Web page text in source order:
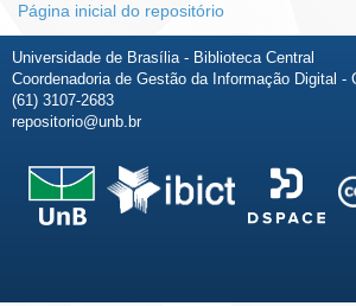
Página inicial do repositório
Universidade de Brasília - Biblioteca Central
Coordenadoria de Gestão da Informação Digital -
(61) 3107-2683
repositorio@unb.br